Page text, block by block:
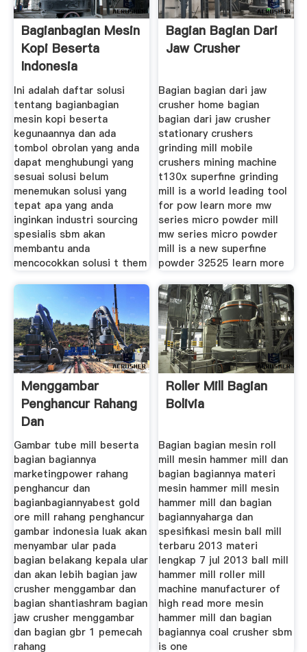
Bagianbagian Mesin
Kopi Beserta
Indonesia
Penghancur
Ini adalah daftar solusi
tentang bagianbagian
mesin kopi beserta
kegunaannya dan ada
tombol obrolan yang anda
dapat menghubungi yang
sesuai solusi belum
menemukan solusi yang
tepat apa yang anda
inginkan industri sourcing
spesialis sbm akan
membantu anda
mencocokkan solusi t them
Bagian Bagian Dari
Jaw Crusher
Bagian bagian dari jaw
crusher home bagian
bagian dari jaw crusher
stationary crushers
grinding mill mobile
crushers mining machine
t130x superfine grinding
mill is a world leading tool
for pow learn more mw
series micro powder mill
mw series micro powder
mill is a new superfine
powder 32525 learn more
Menggambar
Penghancur Rahang
Dan
Bagianbagiannya
Gambar tube mill beserta
bagian bagiannya
marketingpower rahang
penghancur dan
bagianbagiannyabest gold
ore mill rahang penghancur
gambar indonesia luak akan
menyambar ular pada
bagian belakang kepala ular
dan akan lebih bagian jaw
crusher menggambar dan
bagian shantiashram bagian
jaw crusher menggambar
dan bagian gbr 1 pemecah
rahang
Roller Mill Bagian
Bolivia
Bagian bagian mesin roll
mill mesin hammer mill dan
bagian bagiannya materi
mesin hammer mill mesin
hammer mill dan bagian
bagiannyaharga dan
spesifikasi mesin ball mill
terbaru 2013 materi
lengkap 7 jul 2013 ball mill
hammer mill roller mill
machine manufacturer of
high read more mesin
hammer mill dan bagian
bagiannya coal crusher sbm
is one